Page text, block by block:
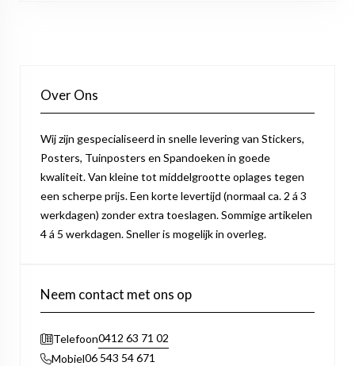
Over Ons
Wij zijn gespecialiseerd in snelle levering van Stickers,
Posters, Tuinposters en Spandoeken in goede
kwaliteit. Van kleine tot middelgrootte oplages tegen
een scherpe prijs. Een korte levertijd (normaal ca. 2 á 3
werkdagen) zonder extra toeslagen. Sommige artikelen
4 á 5 werkdagen. Sneller is mogelijk in overleg.
Neem contact met ons op
Telefoon0412 63 71 02
Mobiel06 543 54 671